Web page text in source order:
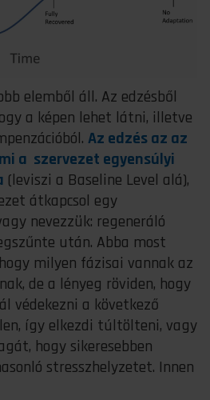
elemből áll. Az edzésből
a képen lehet látni, illetve
Az edzés az az
a szervezet egyensúlyi
(leviszi a Baseline Level alá),
átkapcsol egy
nevezzük: regeneráló
után. Abba most
milyen fázisai vannak az
de a lényeg röviden, hogy
védekezni a következő
így elkezdi túltölteni, vagy
hogy sikeresebben
stresszhelyzetet. Innen